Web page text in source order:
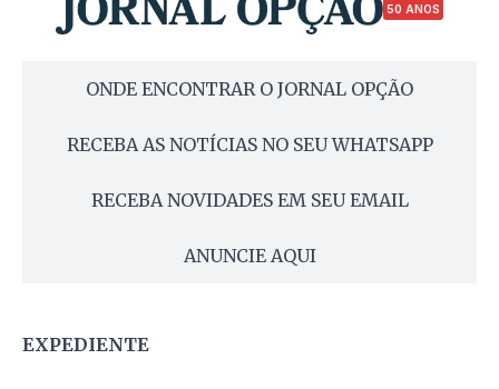
50 ANOS
ONDE ENCONTRAR O JORNAL OPÇÃO
RECEBA AS NOTÍCIAS NO SEU WHATSAPP
RECEBA NOVIDADES EM SEU EMAIL
ANUNCIE AQUI
EXPEDIENTE